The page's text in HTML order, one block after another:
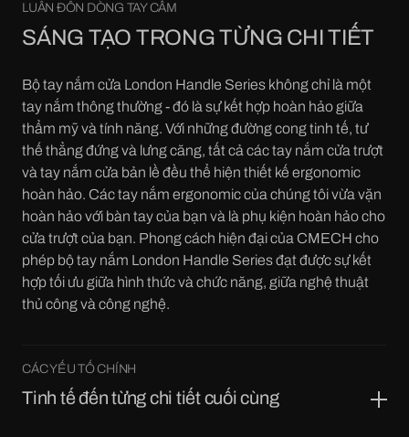
LUÂN ĐÔN DÒNG TAY CẦM
SÁNG TẠO TRONG TỪNG CHI TIẾT
Bộ tay nắm cửa London Handle Series không chỉ là một
tay nắm thông thường - đó là sự kết hợp hoàn hảo giữa
thẩm mỹ và tính năng. Với những đường cong tinh tế, tư
thế thẳng đứng và lưng căng, tất cả các tay nắm cửa trượt
và tay nắm cửa bản lề đều thể hiện thiết kế ergonomic
hoàn hảo. Các tay nắm ergonomic của chúng tôi vừa vặn
hoàn hảo với bàn tay của bạn và là phụ kiện hoàn hảo cho
cửa trượt của bạn. Phong cách hiện đại của CMECH cho
phép bộ tay nắm London Handle Series đạt được sự kết
hợp tối ưu giữa hình thức và chức năng, giữa nghệ thuật
thủ công và công nghệ.
CÁC YẾU TỐ CHÍNH
Tinh tế đến từng chi tiết cuối cùng